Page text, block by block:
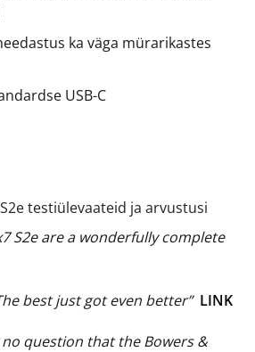
ka väga mürarikastes
USB-C
testiülevaateid ja arvustusi
S2e are a wonderfully complete
best just got even better” LINK
no question that the Bowers &